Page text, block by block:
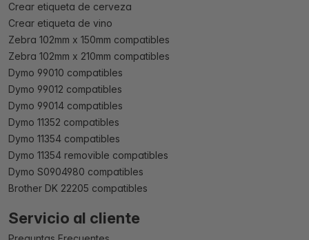
Crear etiqueta de cerveza
Crear etiqueta de vino
Zebra 102mm x 150mm compatibles
Zebra 102mm x 210mm compatibles
Dymo 99010 compatibles
Dymo 99012 compatibles
Dymo 99014 compatibles
Dymo 11352 compatibles
Dymo 11354 compatibles
Dymo 11354 removible compatibles
Dymo S0904980 compatibles
Brother DK 22205 compatibles
Servicio al cliente